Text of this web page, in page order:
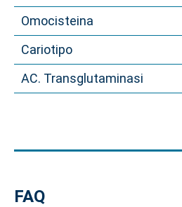
Omocisteina
Cariotipo
AC. Transglutaminasi
FAQ